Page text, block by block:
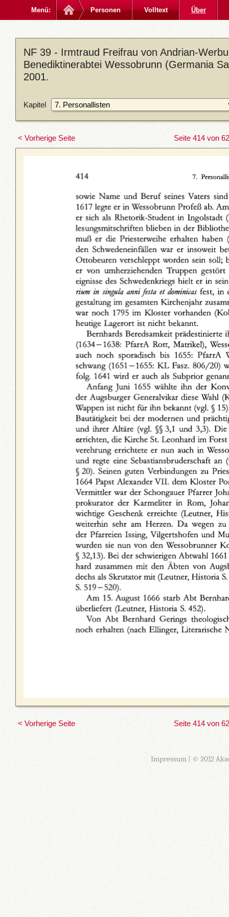
Menü: Personen Volltext Über
NF 39 - Irmtraud Freifrau von Andrian-
Benediktinerabtei Wessobrunn (Germania
2001.
Kapitel
< Vorherige Seite Seite 414 von
< Vorherige Seite Seite 414 von
Impressum| © 2012